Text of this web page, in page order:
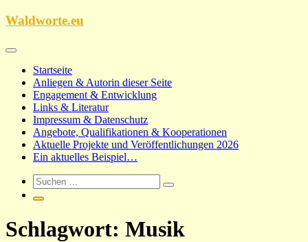
Zum
Waldworte.eu
Startseite
Anliegen & Autorin dieser Seite
Engagement & Entwicklung
Links & Literatur
Impressum & Datenschutz
Angebote, Qualifikationen & Kooperationen
Aktuelle Projekte und Veröffentlichungen 2026
Ein aktuelles Beispiel…
Schlagwort: Musik